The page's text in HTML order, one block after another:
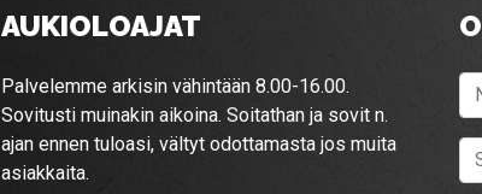
AUKIOLOAJAT
Palvelemme arkisin vähintään 8.00-16.00.
Sovitusti muinakin aikoina. Soitathan ja sovit n.
ajan ennen tuloasi, vältyt odottamasta jos muita
asiakkaita.